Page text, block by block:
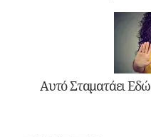
Αυτό Σταματάει Εδώ